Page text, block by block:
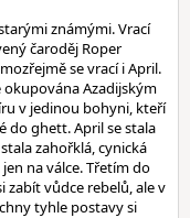
známými. Vrací
čaroděj Roper
se vrací i April.
okupována Azadijským
v jedinou bohyni, kteří
do ghett. April se stala
zahořklá, cynická
na válce. Třetím do
zabít vůdce rebelů, ale v
tyhle postavy si